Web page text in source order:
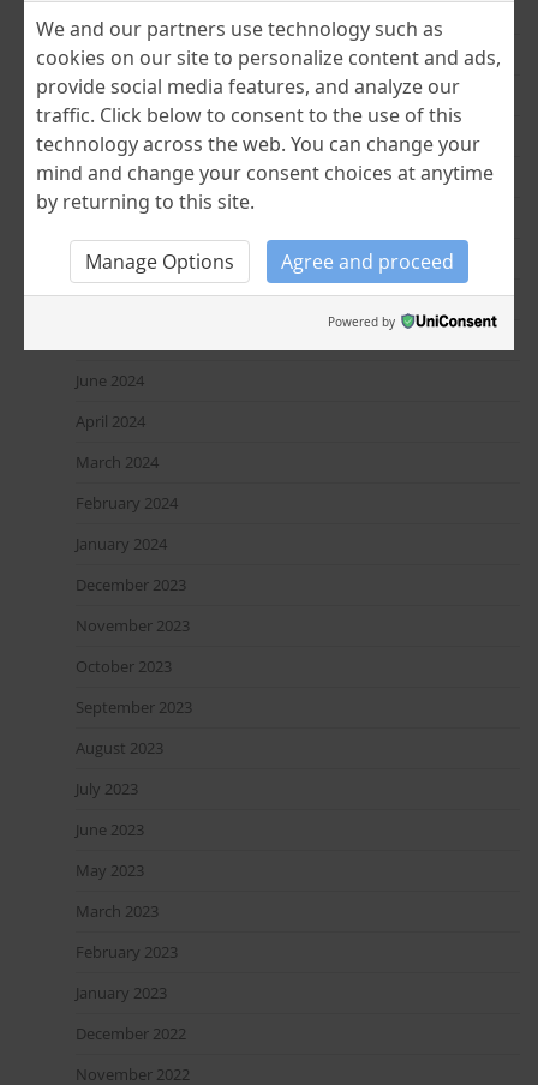
June 2025
April 2025
March 2025
February 2025
January 2025
December 2024
November 2024
June 2024
April 2024
March 2024
February 2024
January 2024
December 2023
November 2023
October 2023
September 2023
August 2023
July 2023
June 2023
May 2023
March 2023
February 2023
January 2023
December 2022
November 2022
We and our partners use technology such as
cookies on our site to personalize content and ads,
provide social media features, and analyze our
traffic. Click below to consent to the use of this
technology across the web. You can change your
mind and change your consent choices at anytime
by returning to this site.
Manage Options Agree and proceed
Powered by